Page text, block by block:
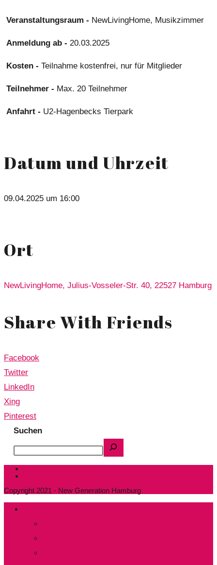
Veranstaltungsraum - NewLivingHome, Musikzimmer
Anmeldung ab - 20.03.2025
Kosten - Teilnahme kostenfrei, nur für Mitglieder
Teilnehmer - Max. 20 Teilnehmer
Anfahrt - U2-Hagenbecks Tierpark
Datum und Uhrzeit
09.04.2025 um 16:00
Ort
NewLivingHome, Julius-Vosseler-Str. 40, 22527 Hamburg
Share With Friends
Facebook
Twitter
LinkedIn
Xing
Pinterest
Suchen
Copyright 2021 - New Generation Hamburg